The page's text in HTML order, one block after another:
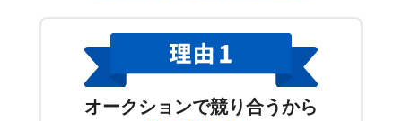
オークションで競り合うから